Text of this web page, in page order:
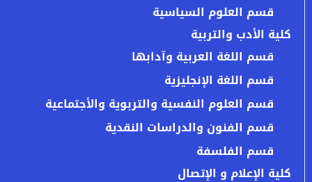
قسم العلوم السياسية
كلية الأدب والتربية
قسم اللغة العربية وآدابها
قسم اللغة الإنجليزية
قسم العلوم النفسية والتربوية والأجتماعية
قسم الفنون والدراسات النقدية
قسم الفلسفة
كلية الإعلام و الإتصال